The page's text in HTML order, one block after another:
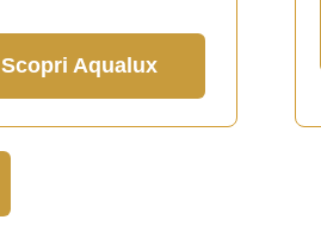
Scopri Aqualux